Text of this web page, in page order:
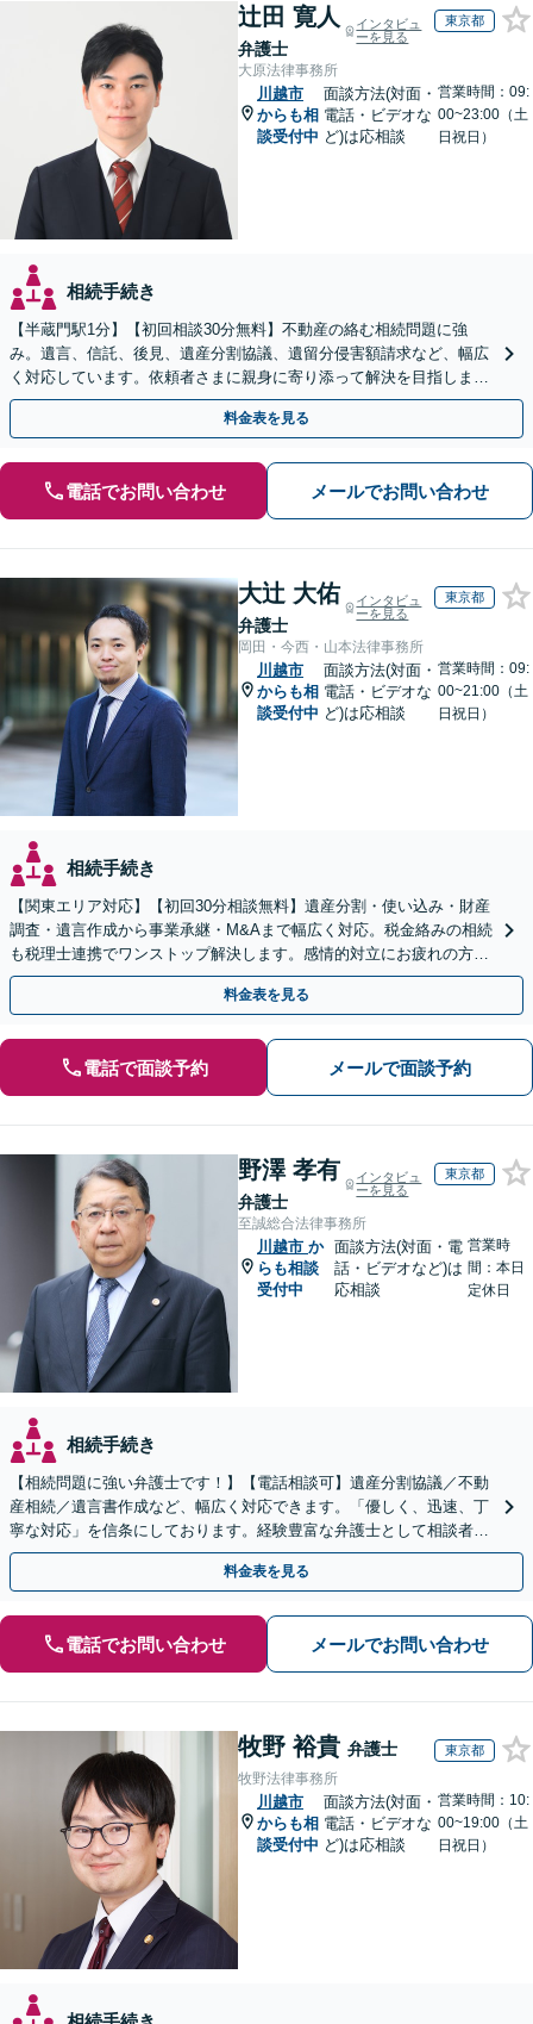
辻田 寛人
弁護士
インタビュ
ーを見る
東京都
大原法律事務所
川越市
からも相
談受付中
面談方法(対面・
電話・ビデオな
ど)は応相談
営業時間：09:
00~23:00（土
日祝日）
相続手続き
【半蔵門駅1分】【初回相談30分無料】不動産の絡む相続問題に強
み。遺言、信託、後見、遺産分割協議、遺留分侵害額請求など、幅広
く対応しています。依頼者さまに親身に寄り添って解決を目指しま
す。
料金表を見る
電話でお問い合わせ メールでお問い合わせ
大辻 大佑
弁護士
インタビュ
ーを見る
東京都
岡田・今西・山本法律事務所
川越市
からも相
談受付中
面談方法(対面・
電話・ビデオな
ど)は応相談
営業時間：09:
00~21:00（土
日祝日）
相続手続き
【関東エリア対応】【初回30分相談無料】遺産分割・使い込み・財産
調査・遺言作成から事業承継・M&Aまで幅広く対応。税金絡みの相続
も税理士連携でワンストップ解決します。感情的対立にお疲れの方や
紛争予防をご検討の方も、お気軽にご相談ください。
料金表を見る
電話で面談予約 メールで面談予約
野澤 孝有
弁護士
インタビュ
ーを見る
東京都
至誠総合法律事務所
川越市 か
らも相談
受付中
面談方法(対面・電
話・ビデオなど)は
応相談
営業時
間：本日
定休日
相続手続き
【相続問題に強い弁護士です！】【電話相談可】遺産分割協議／不動
産相続／遺言書作成など、幅広く対応できます。「優しく、迅速、丁
寧な対応」を信条にしております。経験豊富な弁護士として相談者様
のため全力を尽くします。お気軽にご相談ください。
料金表を見る
電話でお問い合わせ メールでお問い合わせ
牧野 裕貴 弁護士 東京都
牧野法律事務所
川越市
からも相
談受付中
面談方法(対面・
電話・ビデオな
ど)は応相談
営業時間：10:
00~19:00（土
日祝日）